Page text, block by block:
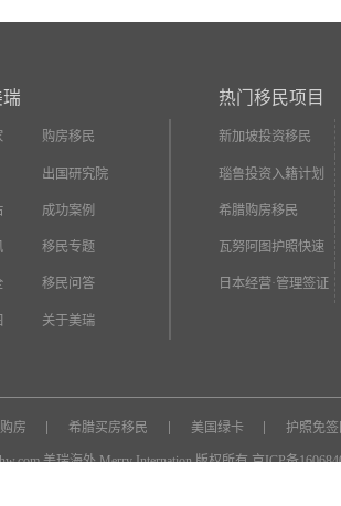
购房移民
出国研究院
成功案例
移民专题
移民问答
关于美瑞
热门移民项目
新加坡投资移民
瑙鲁投资入籍计划
希腊购房移民
瓦努阿图护照快速
入籍
日本经营·管理签证
房 希腊买房移民 美国绿卡 护照免签
美瑞海外 Merry Internation 版权所有 京ICP备